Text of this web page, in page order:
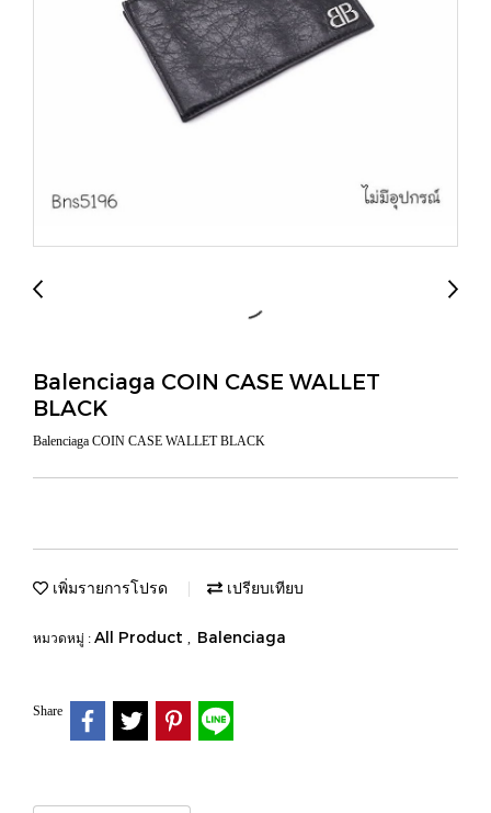
Balenciaga COIN CASE WALLET
BLACK
Balenciaga COIN CASE WALLET BLACK
เพิ่มรายการโปรด เปรียบเทียบ
หมวดหมู่ : All Product , Balenciaga
Share